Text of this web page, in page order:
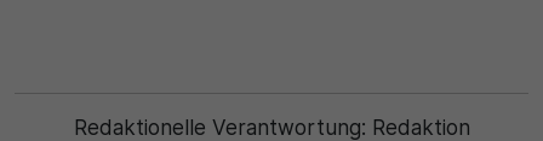
Redaktionelle Verantwortung: Redaktion